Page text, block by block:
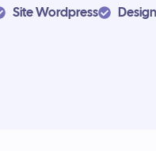
Site Wordpress